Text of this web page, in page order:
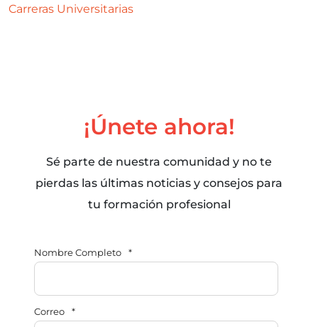
Carreras Universitarias
¡Únete ahora!
Sé parte de nuestra comunidad y no te
pierdas las últimas noticias y consejos para
tu formación profesional
Nombre Completo *
Correo *